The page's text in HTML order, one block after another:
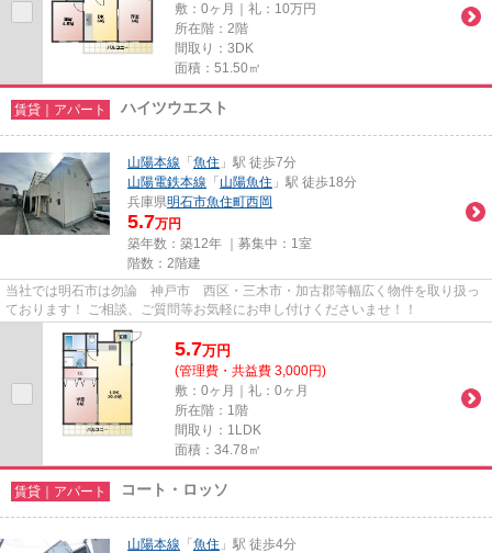
敷：0ヶ月｜礼：10万円
所在階：2階
間取り：3DK
面積：51.50㎡
賃貸｜アパート ハイツウエスト
山陽本線 「 魚住 」駅 徒歩7分
山陽電鉄本線 「 山陽魚住 」駅 徒歩18分
兵庫県明石市魚住町西岡
5.7万円
築年数：築12年 ｜募集中： 1室
階数：2階建
当社では明石市は勿論 神戸市 西区・三木市・加古郡等幅広く物件を取り扱っ
ております！ ご相談、ご質問等お気軽にお申し付けくださいませ！！
5.7万円
(管理費・共益費 3,000円)
敷：0ヶ月｜礼：0ヶ月
所在階：1階
間取り：1LDK
面積：34.78㎡
賃貸｜アパート コート・ロッソ
山陽本線 「 魚住 」駅 徒歩4分